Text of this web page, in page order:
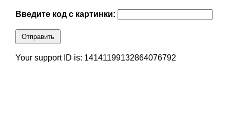
Введите код с картинки:
Отправить
Your support ID is: 14141199132864076792